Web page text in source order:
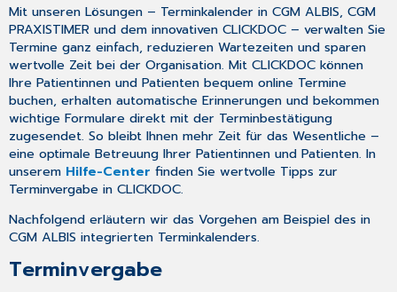
Mit unseren Lösungen – Terminkalender in CGM ALBIS, CGM
PRAXISTIMER und dem innovativen CLICKDOC – verwalten Sie
Termine ganz einfach, reduzieren Wartezeiten und sparen
wertvolle Zeit bei der Organisation. Mit CLICKDOC können
Ihre Patientinnen und Patienten bequem online Termine
buchen, erhalten automatische Erinnerungen und bekommen
wichtige Formulare direkt mit der Terminbestätigung
zugesendet. So bleibt Ihnen mehr Zeit für das Wesentliche –
eine optimale Betreuung Ihrer Patientinnen und Patienten. In
unserem Hilfe-Center finden Sie wertvolle Tipps zur
Terminvergabe in CLICKDOC.
Nachfolgend erläutern wir das Vorgehen am Beispiel des in
CGM ALBIS integrierten Terminkalenders.
Terminvergabe